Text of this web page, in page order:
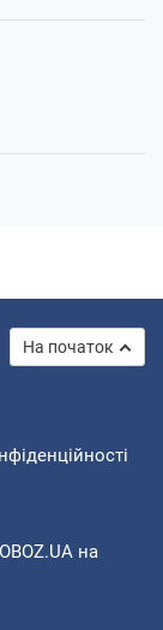
На початок
на